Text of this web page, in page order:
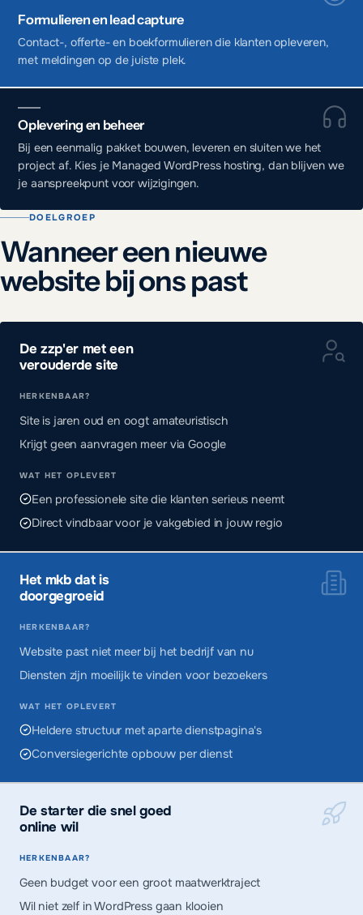
Formulieren en lead capture
Contact-, offerte- en boekformulieren die klanten opleveren,
met meldingen op de juiste plek.
Oplevering en beheer
Bij een eenmalig pakket bouwen, leveren en sluiten we het
project af. Kies je Managed WordPress hosting, dan blijven we
je aanspreekpunt voor wijzigingen.
DOELGROEP
Wanneer een nieuwe
website bij ons past
De zzp'er met een
verouderde site
HERKENBAAR?
Site is jaren oud en oogt amateuristisch
Krijgt geen aanvragen meer via Google
WAT HET OPLEVERT
Een professionele site die klanten serieus neemt
Direct vindbaar voor je vakgebied in jouw regio
Het mkb dat is
doorgegroeid
HERKENBAAR?
Website past niet meer bij het bedrijf van nu
Diensten zijn moeilijk te vinden voor bezoekers
WAT HET OPLEVERT
Heldere structuur met aparte dienstpagina's
Conversiegerichte opbouw per dienst
De starter die snel goed
online wil
HERKENBAAR?
Geen budget voor een groot maatwerktraject
Wil niet zelf in WordPress gaan klooien